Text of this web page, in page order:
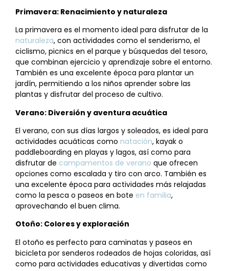
Primavera: Renacimiento y naturaleza
La primavera es el momento ideal para disfrutar de la
naturaleza, con actividades como el senderismo, el
ciclismo, picnics en el parque y búsquedas del tesoro,
que combinan ejercicio y aprendizaje sobre el entorno.
También es una excelente época para plantar un
jardín, permitiendo a los niños aprender sobre las
plantas y disfrutar del proceso de cultivo.
Verano: Diversión y aventura acuática
El verano, con sus días largos y soleados, es ideal para
actividades acuáticas como natación, kayak o
paddleboarding en playas y lagos, así como para
disfrutar de campamentos de verano que ofrecen
opciones como escalada y tiro con arco. También es
una excelente época para actividades más relajadas
como la pesca o paseos en bote en familia,
aprovechando el buen clima.
Otoño: Colores y exploración
El otoño es perfecto para caminatas y paseos en
bicicleta por senderos rodeados de hojas coloridas, así
como para actividades educativas y divertidas como